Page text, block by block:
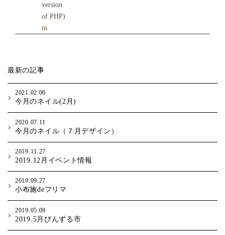
version
of PHP)
in
最新の記事
2021.02.06
今月のネイル(2月)
2020.07.11
今月のネイル（７月デザイン）
2019.11.27
2019.12月イベント情報
2019.09.27
小布施deフリマ
2019.05.09
2019.5月びんずる市